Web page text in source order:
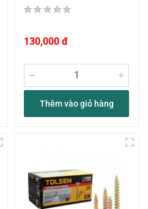
130,000 đ
Thêm vào giỏ hàng